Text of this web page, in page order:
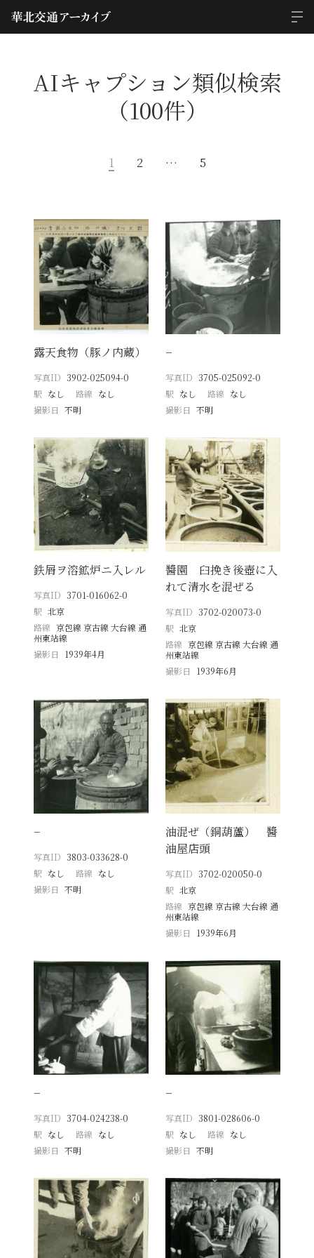
AIキャプション類似検索
（100件）
1 2 … 5
露天食物（豚ノ内蔵）
写真ID 3902-025094-0
駅 なし 路線 なし
撮影日
不明
−
写真ID 3705-025092-0
駅 なし 路線 なし
撮影日 不明
鉄屑ヲ溶鉱炉ニ入レル
写真ID 3701-016062-0
駅 北京
路線 京包線 京古線 大台線 通
州東站線
撮影日
1939年4月
醬園 臼挽き後壺に入
れて清水を混ぜる
写真ID 3702-020073-0
駅 北京
路線 京包線 京古線 大台線 通
州東站線
撮影日
1939年6月
−
写真ID 3803-033628-0
駅 なし 路線 なし
撮影日
不明
油混ぜ（銅葫蘆） 醬
油屋店頭
写真ID 3702-020050-0
駅 北京
路線 京包線 京古線 大台線 通
州東站線
撮影日
1939年6月
−
写真ID 3704-024238-0
駅 なし 路線 なし
撮影日
不明
−
写真ID 3801-028606-0
駅 なし 路線 なし
撮影日 不明